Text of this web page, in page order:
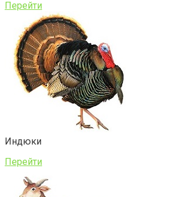
Перейти
Индюки
Перейти